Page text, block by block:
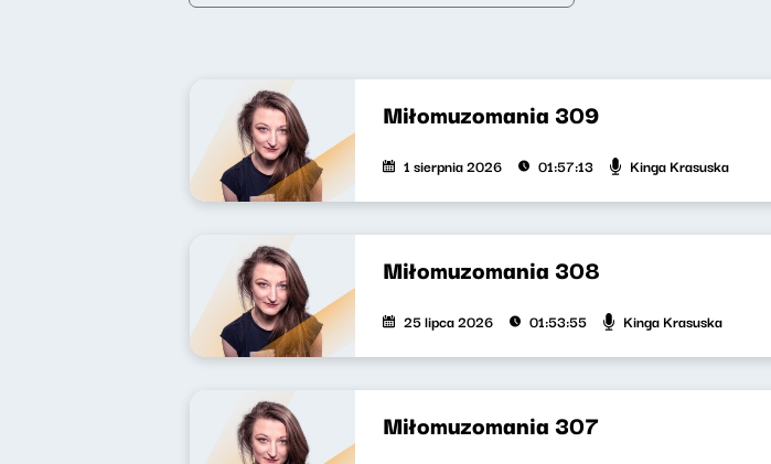
Miłomuzomania 309
1 sierpnia 2026 01:57:13 Kinga Krasuska
Miłomuzomania 308
25 lipca 2026 01:53:55 Kinga Krasuska
Miłomuzomania 307